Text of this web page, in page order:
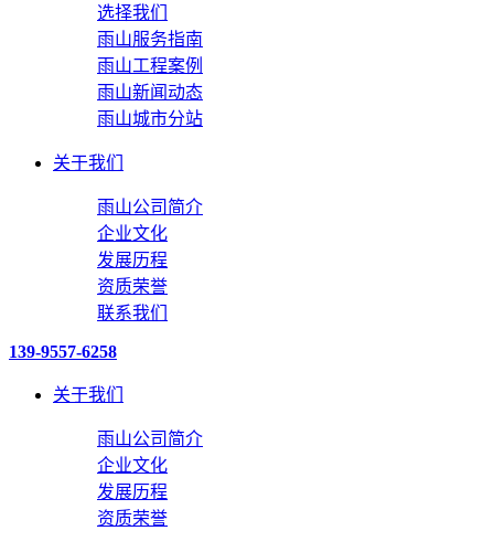
选择我们
雨山服务指南
雨山工程案例
雨山新闻动态
雨山城市分站
关于我们
雨山公司简介
企业文化
发展历程
资质荣誉
联系我们
139-9557-6258
关于我们
雨山公司简介
企业文化
发展历程
资质荣誉